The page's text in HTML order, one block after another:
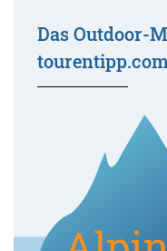
Das Outdoor-